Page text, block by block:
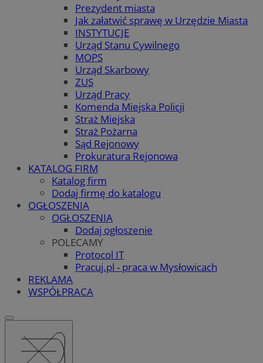
Prezydent miasta
Jak załatwić sprawę w Urzędzie Miasta
INSTYTUCJE
Urząd Stanu Cywilnego
MOPS
Urząd Skarbowy
ZUS
Urząd Pracy
Komenda Miejska Policji
Straż Miejska
Straż Pożarna
Sąd Rejonowy
Prokuratura Rejonowa
KATALOG FIRM
Katalog firm
Dodaj firmę do katalogu
OGŁOSZENIA
OGŁOSZENIA
Dodaj ogłoszenie
POLECAMY
Protocol IT
Pracuj.pl - praca w Mysłowicach
REKLAMA
WSPÓŁPRACA